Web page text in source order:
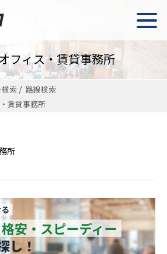
フィス・賃貸事務所
索
路線検索
賃貸事務所
所